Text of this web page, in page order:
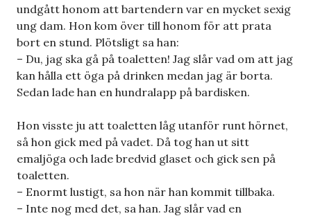
undgått honom att bartendern var en mycket sexig
ung dam. Hon kom över till honom för att prata
bort en stund. Plötsligt sa han:
– Du, jag ska gå på toaletten! Jag slår vad om att jag
kan hålla ett öga på drinken medan jag är borta.
Sedan lade han en hundralapp på bardisken.
Hon visste ju att toaletten låg utanför runt hörnet,
så hon gick med på vadet. Då tog han ut sitt
emaljöga och lade bredvid glaset och gick sen på
toaletten.
– Enormt lustigt, sa hon när han kommit tillbaka.
– Inte nog med det, sa han. Jag slår vad en